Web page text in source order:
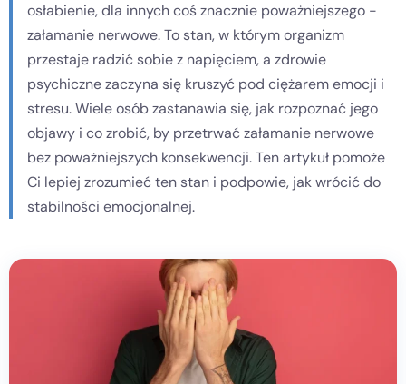
Dawka wiedzy
Dla specjalistów
Kontakt
Dołącz do portalu
osłabienie, dla innych coś znacznie poważniejszego -
załamanie nerwowe. To stan, w którym organizm
przestaje radzić sobie z napięciem, a zdrowie
psychiczne zaczyna się kruszyć pod ciężarem emocji i
stresu. Wiele osób zastanawia się, jak rozpoznać jego
objawy i co zrobić, by przetrwać załamanie nerwowe
bez poważniejszych konsekwencji. Ten artykuł pomoże
Ci lepiej zrozumieć ten stan i podpowie, jak wrócić do
stabilności emocjonalnej.